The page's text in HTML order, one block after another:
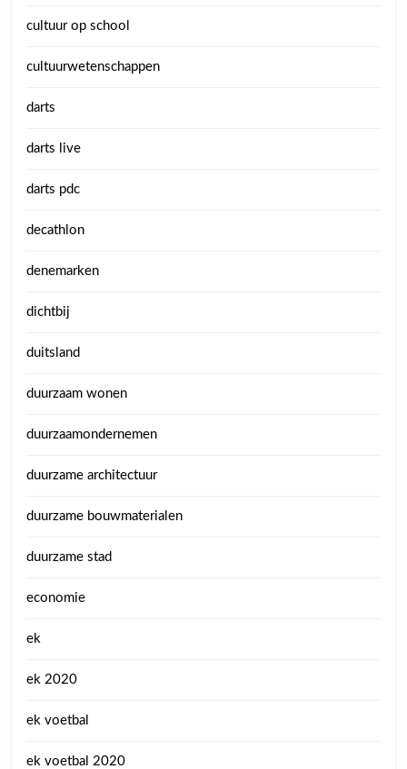
cultuur op school
cultuurwetenschappen
darts
darts live
darts pdc
decathlon
denemarken
dichtbij
duitsland
duurzaam wonen
duurzaamondernemen
duurzame architectuur
duurzame bouwmaterialen
duurzame stad
economie
ek
ek 2020
ek voetbal
ek voetbal 2020